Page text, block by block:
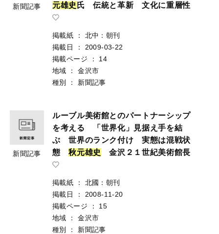
新聞記事
元雄史 氏 伝統と革新 文化に重層性
掲載紙 ：
北中：朝刊
掲載日
：
2009-03-22
掲載ページ
：
14
地域
：
金沢市
種別
： 新聞記事
新聞記事
ルーブル美術館とのパートナーシップ
を考える 「世界化」見据え手を結
ぶ 世界のランク付け 実態は混戦状
態秋元雄史 金沢２１世紀美術館長
掲載紙 ：
北國：朝刊
掲載日
：
2008-11-20
掲載ページ
：
15
地域
：
金沢市
種別
： 新聞記事